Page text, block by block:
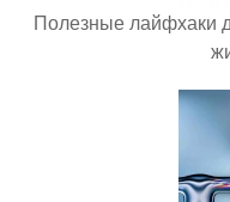
Полезные лайфхаки